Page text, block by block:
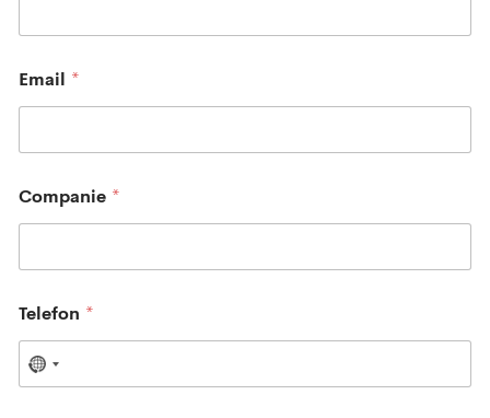
Email *
Companie *
Telefon *
N
o